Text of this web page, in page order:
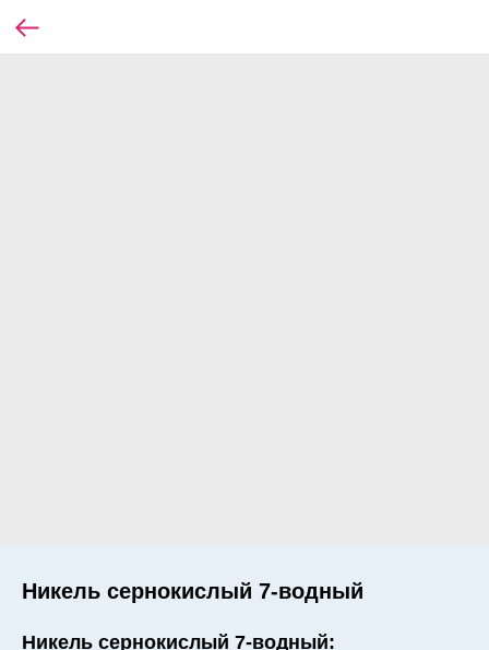
Никель сернокислый 7-водный
Никель сернокислый 7-водный: